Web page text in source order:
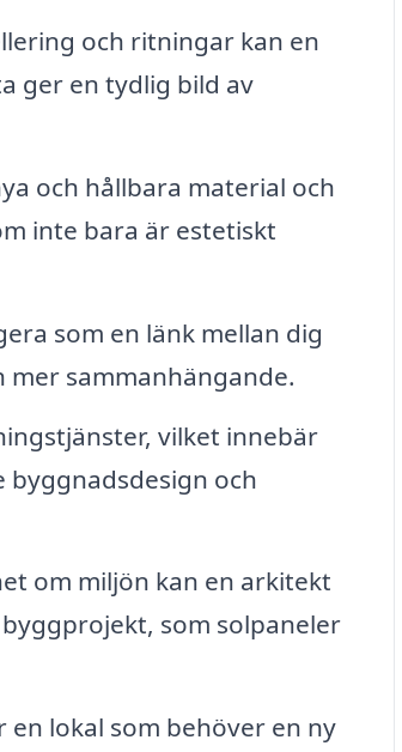
och ritningar kan en
ger en tydlig bild av
och hållbara material och
inte bara är estetiskt
som en länk mellan dig
sammanhängande.
vilket innebär
byggnadsdesign och
om miljön kan en arkitekt
som solpaneler
lokal som behöver en ny